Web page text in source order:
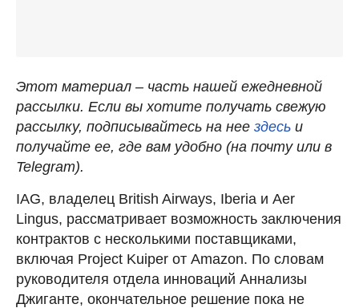
Этот материал – часть нашей ежедневной
рассылки. Если вы хотите получать свежую
рассылку, подписывайтесь на нее здесь и
получайте ее, где вам удобно (на почту или в
Telegram).
IAG, владелец British Airways, Iberia и Aer
Lingus, рассматривает возможность заключения
контрактов с несколькими поставщиками,
включая Project Kuiper от Amazon. По словам
руководителя отдела инноваций Аннализы
Джиганте, окончательное решение пока не